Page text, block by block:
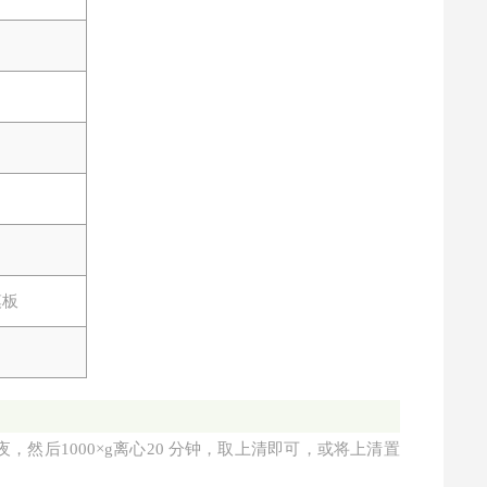
，然后1000×g离心20 分钟，取上清即可，或将上清置